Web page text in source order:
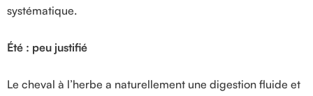
systématique.
Été : peu justifié
Le cheval à l’herbe a naturellement une digestion fluide et